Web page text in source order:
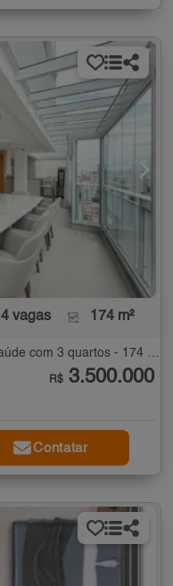
4 vagas 174 m²
Cobertura à Venda no Bosque da Saúde com 3 quartos - 174 m²
R$ 3.500.000
Contatar